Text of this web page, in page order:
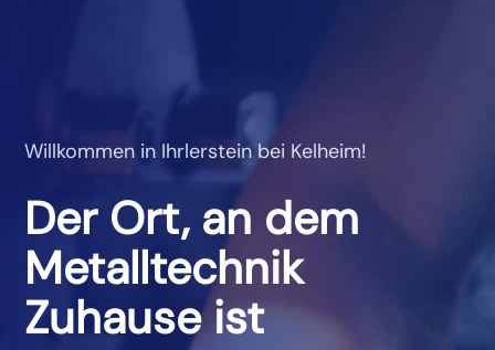
Willkommen in Ihrlerstein bei Kelheim!
Der Ort, an dem
Metalltechnik
Zuhause ist